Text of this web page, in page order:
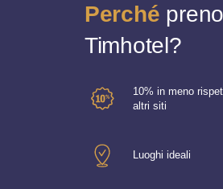
Perché
Timhotel?
10% in meno
altri siti
Luoghi ideali